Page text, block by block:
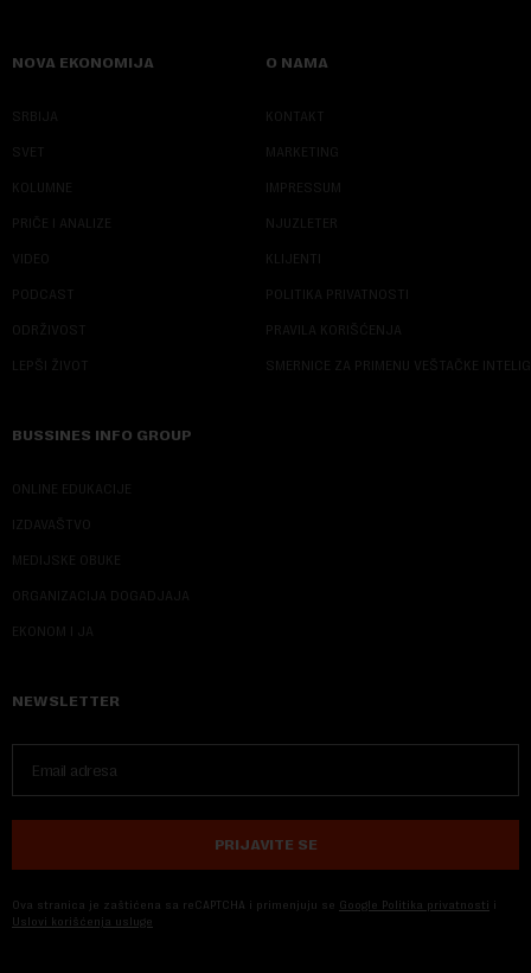
NOVA EKONOMIJA
SRBIJA
SVET
KOLUMNE
PRIČE I ANALIZE
VIDEO
PODCAST
ODRŽIVOST
LEPŠI ŽIVOT
O NAMA
KONTAKT
MARKETING
IMPRESSUM
NJUZLETER
KLIJENTI
POLITIKA PRIVATNOSTI
PRAVILA KORIŠĆENJA
SMERNICE ZA PRIMENU VEŠTAČKE
BUSSINES INFO GROUP
ONLINE EDUKACIJE
IZDAVAŠTVO
MEDIJSKE OBUKE
ORGANIZACIJA DOGADJAJA
EKONOM I JA
NEWSLETTER
PRIJAVITE SE
Ova stranica je zaštićena sa reCAPTCHA i primenjuju se Google Politika privatnosti i
Uslovi korišćenja usluge